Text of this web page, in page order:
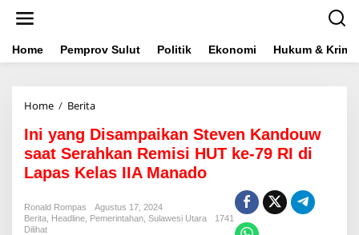
t
Home Pemprov Sulut Politik Ekonomi Hukum &
Home / Berita
i
y
a
n
D
i
Ini yang Disampaikan Steven Kandouw
saat Serahkan Remisi HUT ke-79 RI di
Lapas Kelas IIA Manado
Ronald Rompas
Agustus 17, 2024
Berita Headline Pemerintahan Sulawesi Utara
1741
Dilihat